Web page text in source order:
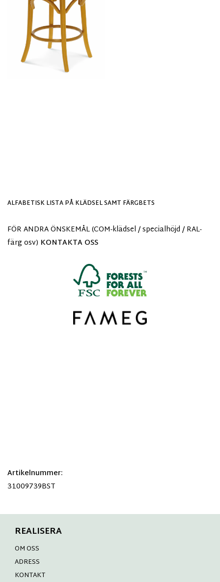
ALFABETISK LISTA PÅ KLÄDSEL SAMT FÄRGBETS
FÖR ANDRA ÖNSKEMÅL (COM-klädsel / specialhöjd / RAL-
färg osv) KONTAKTA OSS
Artikelnummer:
31009739BST
REALISERA
OM OSS
ADRESS
KONTAKT